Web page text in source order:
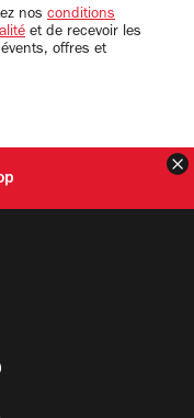
nos conditions
et de recevoir les
offres et